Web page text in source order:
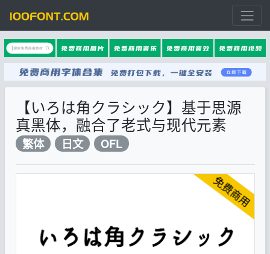
【いろは角クラシック】基于思源
真黑体，融合了老式与现代元素
繁体 日文 OFL